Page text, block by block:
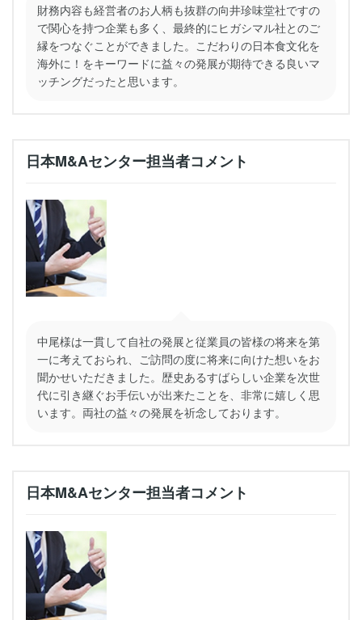
財務内容も経営者のお人柄も抜群の向井珍味堂社ですの
で関心を持つ企業も多く、最終的にヒガシマル社とのご
縁をつなぐことができました。こだわりの日本食文化を
海外に！をキーワードに益々の発展が期待できる良いマ
ッチングだったと思います。
日本M&Aセンター担当者コメント
中尾様は一貫して自社の発展と従業員の皆様の将来を第
一に考えておられ、ご訪問の度に将来に向けた想いをお
聞かせいただきました。歴史あるすばらしい企業を次世
代に引き継ぐお手伝いが出来たことを、非常に嬉しく思
います。両社の益々の発展を祈念しております。
日本M&Aセンター担当者コメント